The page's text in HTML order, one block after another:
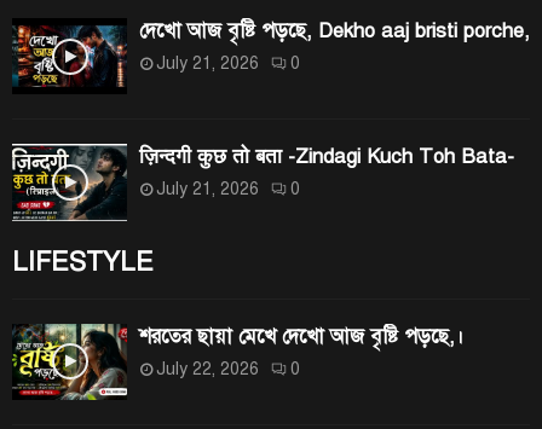
দেখো আজ বৃষ্টি পড়ছে, Dekho aaj bristi porche,
July 21, 2026 0
ज़िन्दगी कुछ तो बता -Zindagi Kuch Toh Bata-
July 21, 2026 0
LIFESTYLE
শরতের ছায়া মেখে দেখো আজ বৃষ্টি পড়ছে,।
July 22, 2026 0